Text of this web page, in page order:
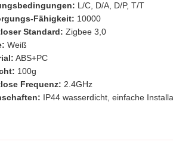
L/C, D/A, D/P, T/T
Fähigkeit: 10000
Standard: Zigbee 3,0
Weiß
ABS+PC
100g
Frequenz: 2.4GHz
IP44 wasserdicht, einfache